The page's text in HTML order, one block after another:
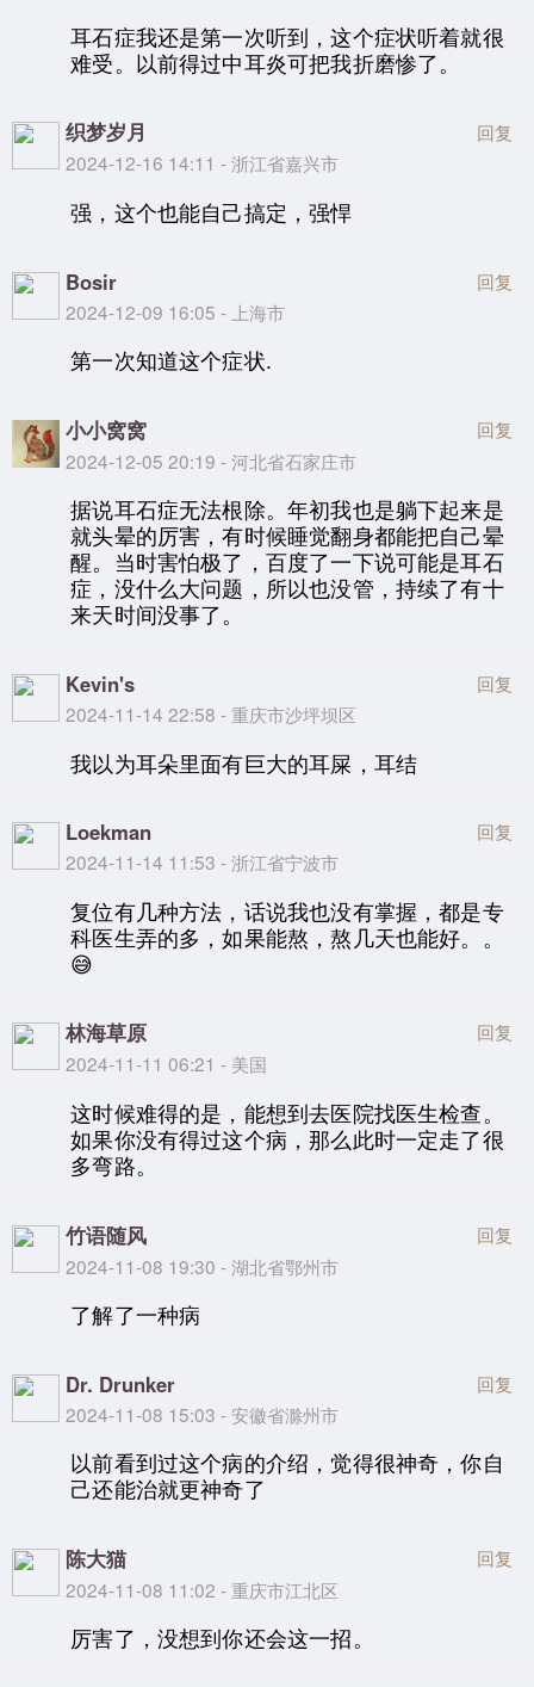
耳石症我还是第一次听到，这个症状听着就很
难受。以前得过中耳炎可把我折磨惨了。
织梦岁月
2024-12-16 14:11 - 浙江省嘉兴市
回复
强，这个也能自己搞定，强悍
Bosir
2024-12-09 16:05 - 上海市
回复
第一次知道这个症状.
小小窝窝
2024-12-05 20:19 - 河北省石家庄市
回复
据说耳石症无法根除。年初我也是躺下起来是
就头晕的厉害，有时候睡觉翻身都能把自己晕
醒。当时害怕极了，百度了一下说可能是耳石
症，没什么大问题，所以也没管，持续了有十
来天时间没事了。
Kevin's
2024-11-14 22:58 - 重庆市沙坪坝区
回复
我以为耳朵里面有巨大的耳屎，耳结
Loekman
2024-11-14 11:53 - 浙江省宁波市
回复
复位有几种方法，话说我也没有掌握，都是专
科医生弄的多，如果能熬，熬几天也能好。。
😅
林海草原
2024-11-11 06:21 - 美国
回复
这时候难得的是，能想到去医院找医生检查。
如果你没有得过这个病，那么此时一定走了很
多弯路。
竹语随风
2024-11-08 19:30 - 湖北省鄂州市
回复
了解了一种病
Dr. Drunker
2024-11-08 15:03 - 安徽省滁州市
回复
以前看到过这个病的介绍，觉得很神奇，你自
己还能治就更神奇了
陈大猫
2024-11-08 11:02 - 重庆市江北区
回复
厉害了，没想到你还会这一招。